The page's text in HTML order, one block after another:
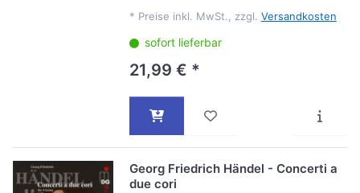
* Preise inkl. MwSt., zzgl. Versandkosten
sofort lieferbar
21,99 € *
Georg Friedrich Händel - Concerti a
due cori